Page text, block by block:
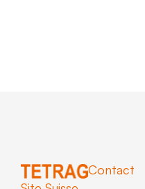
Contact